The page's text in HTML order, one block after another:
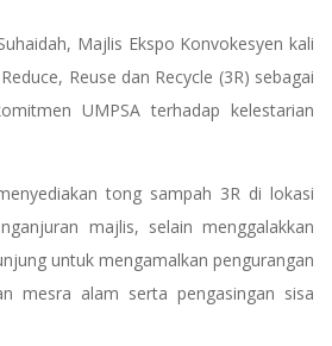
Majlis Ekspo Konvokesyen kali
Reuse dan Recycle (3R) sebagai
UMPSA terhadap kelestarian
tong sampah 3R di lokasi
majlis, selain menggalakkan
untuk mengamalkan pengurangan
mesra alam serta pengasingan sisa